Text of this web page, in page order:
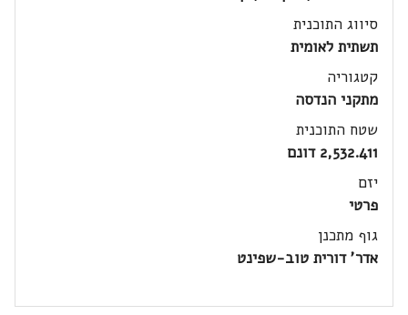
סיווג התוכנית
תשתית לאומית
קטגוריה
מתקני הנדסה
שטח התוכנית
2,532.411 דונם
יזם
פרטי
גוף מתכנן
אדר' דורית טוב-שפינט